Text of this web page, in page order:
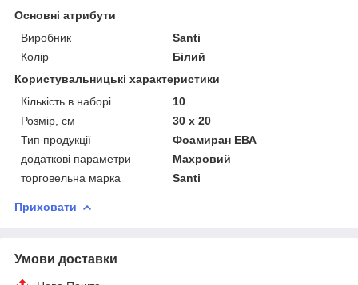
Основні атрибути
Виробник
Santi
Колір
Білий
Користувальницькі характеристики
Кількість в наборі
10
Розмір, см
30 х 20
Тип продукції
Фоамиран ЕВА
додаткові параметри
Махровий
торговельна марка
Santi
Приховати
Умови доставки